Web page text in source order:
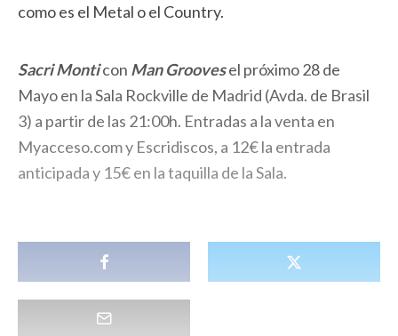
como es el Metal o el Country.
Sacri Monticon Man Groovesel próximo 28 de
Mayo en la Sala Rockville de Madrid (Avda. de Brasil
3) a partir de las 21:00h. Entradas a la venta en
Myacceso.com y Escridiscos, a 12€ la entrada
anticipada y 15€ en la taquilla de la Sala.